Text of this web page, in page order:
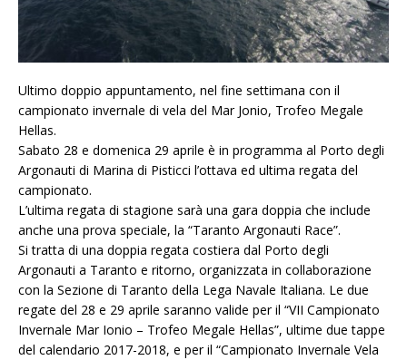
Ultimo doppio appuntamento, nel fine settimana con il
campionato invernale di vela del Mar Jonio, Trofeo Megale
Hellas.
Sabato 28 e domenica 29 aprile è in programma al Porto degli
Argonauti di Marina di Pisticci l’ottava ed ultima regata del
campionato.
L’ultima regata di stagione sarà una gara doppia che include
anche una prova speciale, la “Taranto Argonauti Race”.
Si tratta di una doppia regata costiera dal Porto degli
Argonauti a Taranto e ritorno, organizzata in collaborazione
con la Sezione di Taranto della Lega Navale Italiana. Le due
regate del 28 e 29 aprile saranno valide per il “VII Campionato
Invernale Mar Ionio – Trofeo Megale Hellas”, ultime due tappe
del calendario 2017-2018, e per il “Campionato Invernale Vela